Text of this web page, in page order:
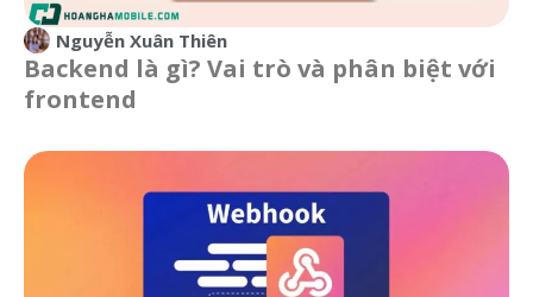
Nguyễn Xuân Thiên
Backend là gì? Vai trò và phân biệt với
frontend